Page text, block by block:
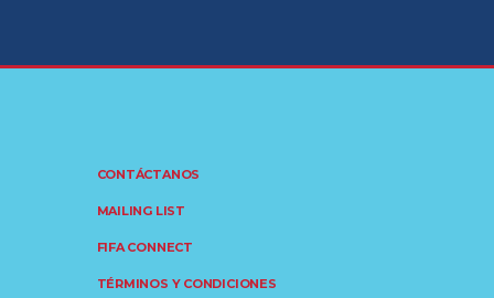
CONTÁCTANOS
MAILING LIST
FIFA CONNECT
TÉRMINOS Y CONDICIONES